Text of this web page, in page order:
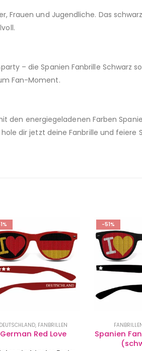
Frauen und Jugendliche. Das
– die Spanien Fanbrille Schwarz
Fan-Moment.
den energiegeladenen Farben
dir jetzt deine Fanbrille und feiere
FANBRILLEN,SPANIEN
Fanbrille I LOVE
-51%
BELGIEN,
Belgien